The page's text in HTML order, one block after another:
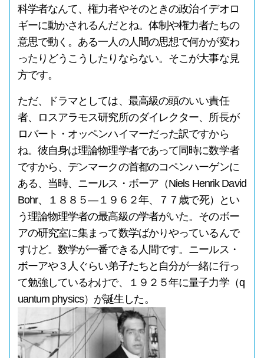
科学者なんて、権力者やそのときの政治イデオロ
ギーに動かされるんだとね。体制や権力者たちの
意思で動く。ある一人の人間の思想で何かが変わ
ったりどうこうしたりならない。そこが大事な見
方です。
ただ、ドラマとしては、最高級の頭のいい責任
者、ロスアラモス研究所のダイレクター、所長が
ロバート・オッペンハイマーだった訳ですから
ね。彼自身は理論物理学者であって同時に数学者
ですから、デンマークの首都のコペンハーゲンに
ある、当時、ニールス・ボーア（Niels Henrik David
Bohr、１８８５―１９６２年、７７歳で死）とい
う理論物理学者の最高級の学者がいた。そのボー
アの研究室に集まって数学ばかりやっているんで
すけど。数学が一番できる人間です。ニールス・
ボーアや３人ぐらい弟子たちと自分が一緒に行っ
て勉強しているわけで、１９２５年に量子力学（q
uantum physics）が誕生した。